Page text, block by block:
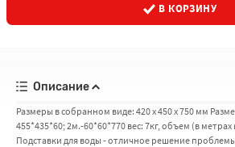
В КОРЗИНУ
Описание
Размеры в собранном виде: 420 х 450 х 750 мм
455*435*60; 2м.-60*60*770 вес: 7кг, объем (в метрах
Подставки для воды - отличное решение